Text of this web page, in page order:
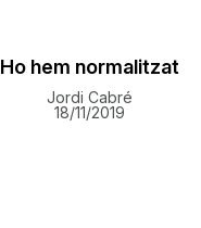
Ho hem normalitzat
Jordi Cabré
18/11/2019